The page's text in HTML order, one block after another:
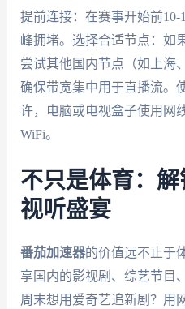
提前连接：在赛事开始前
峰拥堵。选择合适节点：如
尝试其他国内节点（如上海
确保带宽集中用于直播流。
许，电脑或电视盒子使用网
WiFi。
不只是体育：
视听盛宴
番茄加速器的价值远不止于
享国内的影视剧、综艺节目
周末想用爱奇艺追新剧？用